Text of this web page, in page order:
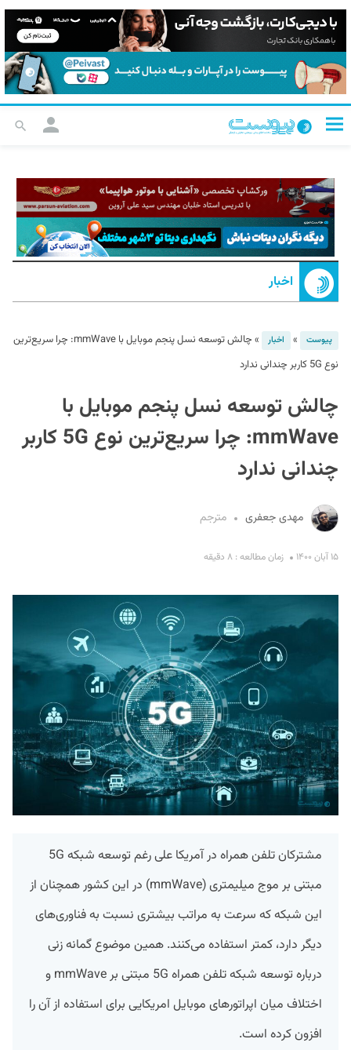
اخبار
پیوست » اخبار »
چالش توسعه نسل پنجم موبایل با mmWave: چرا سریع‌ترین
نوع 5G کاربر چندانی ندارد
چالش توسعه نسل پنجم موبایل با
mmWave: چرا سریع‌ترین نوع 5G کاربر
چندانی ندارد
مهدی جعفری مترجم
۱۵ آبان ۱۴۰۰ زمان مطالعه : ۸ دقیقه
مشترکان تلفن همراه در آمریکا علی رغم توسعه شبکه 5G
مبتنی بر موج میلیمتری (mmWave) در این کشور همچنان از
این شبکه که سرعت به مراتب بیشتری نسبت به فناوری‌های
دیگر دارد، کمتر استفاده می‌کنند. همین موضوع گمانه زنی
درباره توسعه شبکه‌ تلفن همراه 5G مبتنی بر mmWave و
اختلاف میان اپراتورهای موبایل امریکایی برای استفاده از آن را
افزون کرده است.